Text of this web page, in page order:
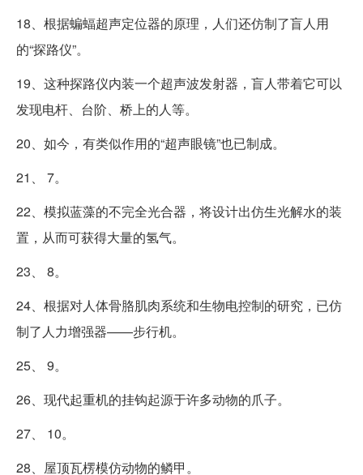
18、根据蝙蝠超声定位器的原理，人们还仿制了盲人用
的“探路仪”。
19、这种探路仪内装一个超声波发射器，盲人带着它可以
发现电杆、台阶、桥上的人等。
20、如今，有类似作用的“超声眼镜”也已制成。
21、 7。
22、模拟蓝藻的不完全光合器，将设计出仿生光解水的装
置，从而可获得大量的氢气。
23、 8。
24、根据对人体骨胳肌肉系统和生物电控制的研究，已仿
制了人力增强器——步行机。
25、 9。
26、现代起重机的挂钩起源于许多动物的爪子。
27、 10。
28、屋顶瓦楞模仿动物的鳞甲。